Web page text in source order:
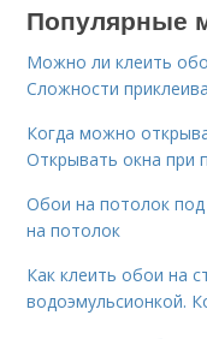
Популярные
Можно ли клеить
Сложности
Когда можно
Открывать окна при
Обои на потолок под
на потолок
Как клеить обои на
водоэмульсионкой.